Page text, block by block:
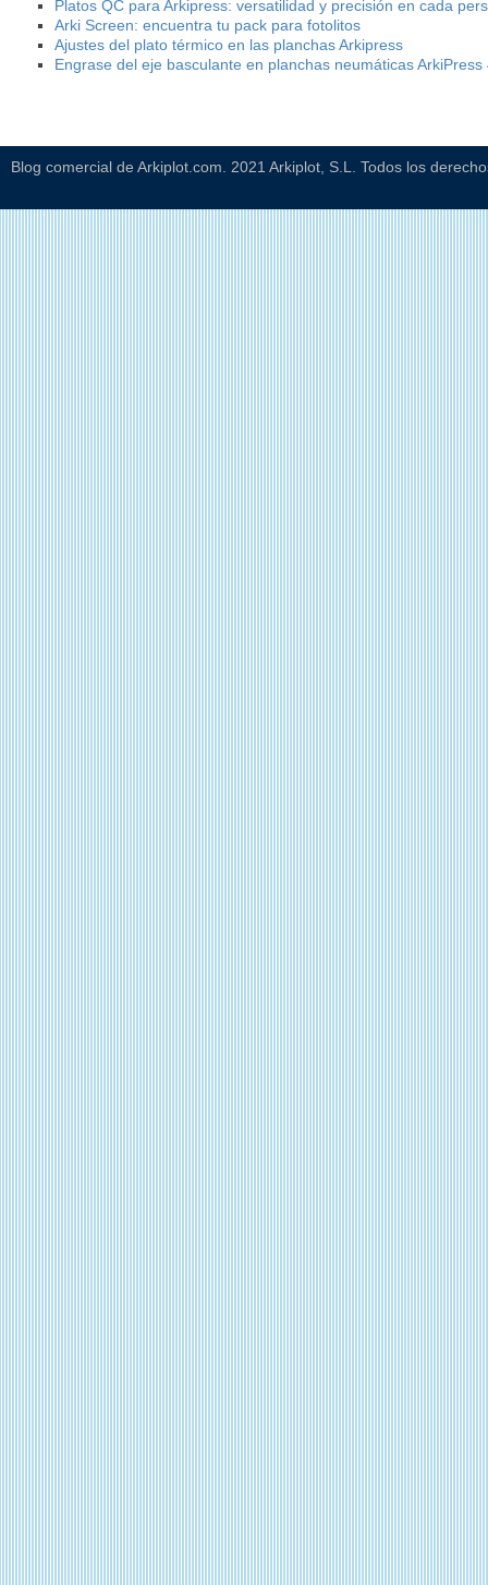
Platos QC para Arkipress: versatilidad y precisión en cada
Arki Screen: encuentra tu pack para fotolitos
Ajustes del plato térmico en las planchas Arkipress
Engrase del eje basculante en planchas neumáticas ArkiPress
Blog comercial de Arkiplot.com. 2021 Arkiplot, S.L. Todos los